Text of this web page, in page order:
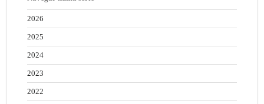
2026
2025
2024
2023
2022